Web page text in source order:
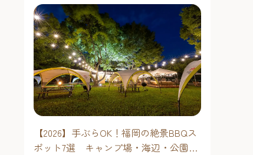
【2026】手ぶらOK！福岡の絶景BBQス
ポット7選 キャンプ場・海辺・公園で